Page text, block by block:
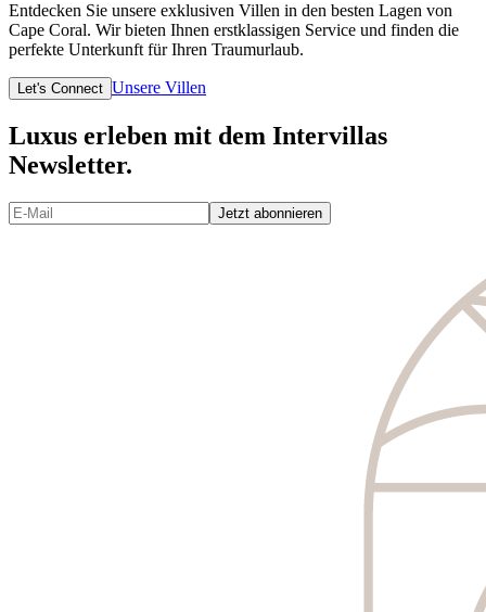
Entdecken Sie unsere exklusiven Villen in den besten Lagen von
Cape Coral. Wir bieten Ihnen erstklassigen Service und finden die
perfekte Unterkunft für Ihren Traumurlaub.
Let's Connect Unsere Villen
Luxus erleben mit dem Intervillas
Newsletter.
Jetzt abonnieren